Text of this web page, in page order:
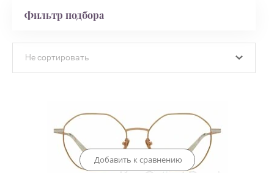
Фильтр подбора
Не сортировать
Добавить к сравнению